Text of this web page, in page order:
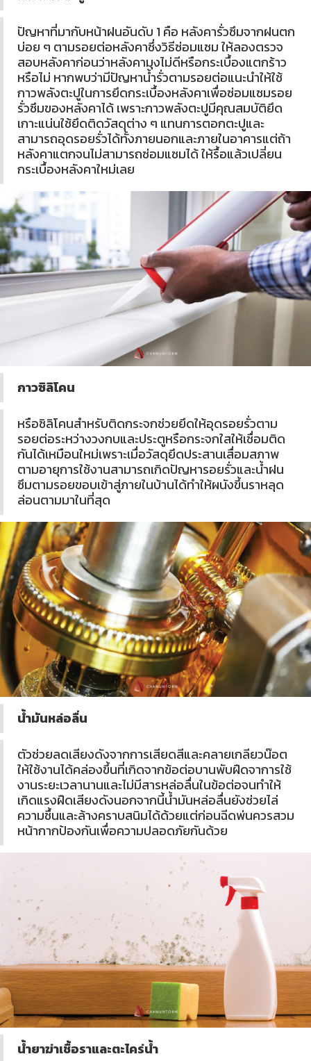
ปัญหาที่มากับหน้าฝนอันดับ 1 คือ หลังคารั่วซึมจากฝนตก
บ่อย ๆ ตามรอยต่อหลังคาซึ่งวิธีซ่อมแซม ให้ลองตรวจ
สอบหลังคาก่อนว่าหลังคามุงไม่ดีหรือกระเบื้องแตกร้าว
หรือไม่ หากพบว่ามีปัญหาน้ำรั่วตามรอยต่อแนะนำให้ใช้
กาวพลังตะปูในการยึดกระเบื้องหลังคาเพื่อซ่อมแซมรอย
รั่วซึมของหลังคาได้ เพราะกาวพลังตะปูมีคุณสมบัติยึด
เกาะแน่นใช้ยึดติดวัสดุต่าง ๆ แทนการตอกตะปูและ
สามารถอุดรอยรั่วได้ทั้งภายนอกและภายในอาคารแต่ถ้า
หลังคาแตกจนไม่สามารถซ่อมแซมได้ ให้รื้อแล้วเปลี่ยน
กระเบื้องหลังคาใหม่เลย
กาวซิลิโคน
หรือซิลิโคนสำหรับติดกระจกช่วยยึดให้อุดรอยรั่วตาม
รอยต่อระหว่างวงกบและประตูหรือกระจกใสให้เชื่อมติด
กันได้เหมือนใหม่เพราะเมื่อวัสดุยึดประสานเสื่อมสภาพ
ตามอายุการใช้งานสามารถเกิดปัญหารอยรั่วและน้ำฝน
ซึมตามรอยขอบเข้าสู่ภายในบ้านได้ทำให้ผนังขึ้นราหลุด
ล่อนตามมาในที่สุด
น้ำมันหล่อลื่น
ตัวช่วยลดเสียงดังจากการเสียดสีและคลายเกลียวน๊อต
ให้ใช้งานได้คล่องขึ้นที่เกิดจากข้อต่อบานพับฝืดจาการใช้
งานระยะเวลานานและไม่มีสารหล่อลื่นในข้อต่อจนทำให้
เกิดแรงฝืดเสียงดังนอกจากนี้น้ำมันหล่อลื่นยังช่วยไล่
ความชื้นและล้างคราบสนิมได้ด้วยแต่ก่อนฉีดพ่นควรสวม
หน้ากากป้องกันเพื่อความปลอดภัยกันด้วย
น้ำยาฆ่าเชื้อราและตะไคร่น้ำ